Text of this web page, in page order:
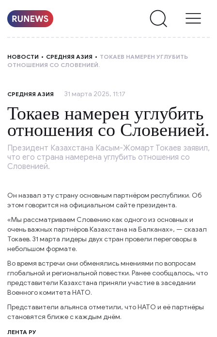
О
НАС
НОВОСТИ СРЕДНЯЯ АЗИЯ
ТОКАЕВ НАМЕРЕН УГЛУБИТЬ
ОТНОШЕНИЯ СО СЛОВЕНИЕЙ.
СРЕДНЯЯ АЗИЯ 31 марта 2025, 11:17
Токаев намерен углубить
отношения со Словенией.
Президент Казахстана Касым-Жомарт Токаев заявил,
что его страна намерена углубить отношения со
Словенией.
Он назвал эту страну основным партнёром республики. Об
этом говорится на официальном сайте президента.
«Мы рассматриваем Словению как одного из основных и
очень важных партнёров Казахстана на Балканах», — сказал
Токаев. 31 марта лидеры двух стран провели переговоры в
небольшом формате.
Во время встречи они обменялись мнениями по вопросам
глобальной и региональной повестки. Ранее сообщалось, что
представители Казахстана приняли участие в заседании
Военного комитета НАТО.
Представители альянса отметили, что НАТО и её партнёры
становятся ближе с каждым днём.
ЛЕНТА РУ